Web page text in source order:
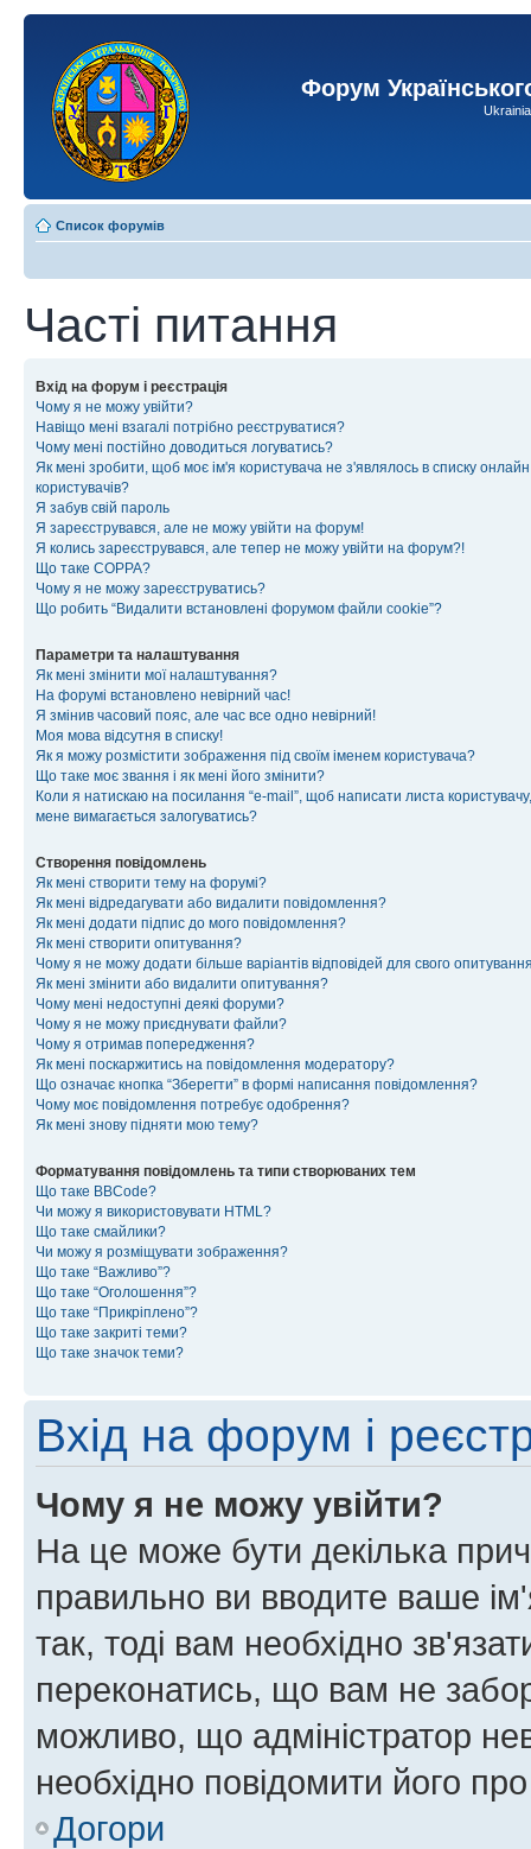
Форум
Список форумів
Часті питання
Вхід на форум і реєстрація
Чому я не можу увійти?
Навіщо мені взагалі потрібно реєструватися?
Чому мені постійно доводиться логуватись?
Як мені зробити, щоб моє ім'я користувача не з'являлось в списку онлайн
користувачів?
Я забув свій пароль
Я зареєструвався, але не можу увійти на форум!
Я колись зареєструвався, але тепер не можу увійти на форум?!
Що таке COPPA?
Чому я не можу зареєструватись?
Що робить “Видалити встановлені форумом файли cookie”?
Параметри та налаштування
Як мені змінити мої налаштування?
На форумі встановлено невірний час!
Я змінив часовий пояс, але час все одно невірний!
Моя мова відсутня в списку!
Як я можу розмістити зображення під своїм іменем користувача?
Що таке моє звання і як мені його змінити?
Коли я натискаю на посилання “e-mail”, щоб написати листа користувачу,
мене вимагається залогуватись?
Створення повідомлень
Як мені створити тему на форумі?
Як мені відредагувати або видалити повідомлення?
Як мені додати підпис до мого повідомлення?
Як мені створити опитування?
Чому я не можу додати більше варіантів відповідей для свого
Як мені змінити або видалити опитування?
Чому мені недоступні деякі форуми?
Чому я не можу приєднувати файли?
Чому я отримав попередження?
Як мені поскаржитись на повідомлення модератору?
Що означає кнопка “Зберегти” в формі написання повідомлення?
Чому моє повідомлення потребує одобрення?
Як мені знову підняти мою тему?
Форматування повідомлень та типи створюваних тем
Що таке BBCode?
Чи можу я використовувати HTML?
Що таке смайлики?
Чи можу я розміщувати зображення?
Що таке “Важливо”?
Що таке “Оголошення”?
Що таке “Прикріплено”?
Що таке закриті теми?
Що таке значок теми?
Вхід на форум і
Чому я не можу увійти?
На це може бути декілька
правильно ви вводите ваше
так, тоді вам необхідно
переконатись, що вам не
можливо, що адміністратор
необхідно повідомити його
Догори